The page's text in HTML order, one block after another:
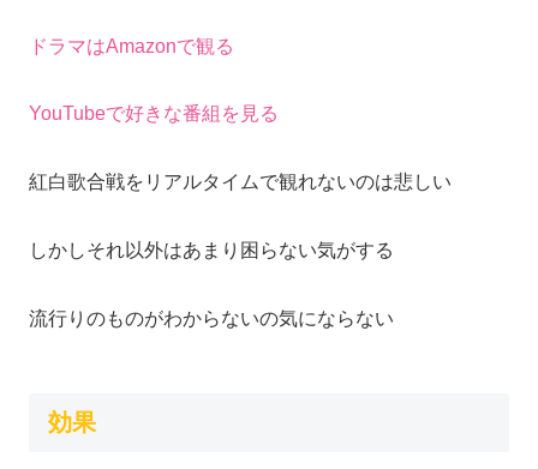
ドラマはAmazonで観る
YouTubeで好きな番組を見る
紅白歌合戦をリアルタイムで観れないのは悲しい
しかしそれ以外はあまり困らない気がする
流行りのものがわからないの気にならない
効果